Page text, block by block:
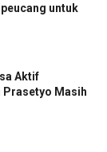
untuk
Aktif
Prasetyo Masih